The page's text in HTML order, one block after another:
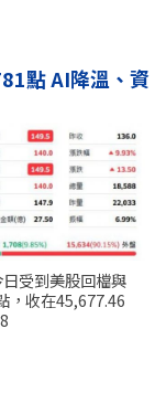
點 AI降溫、資
受到美股回檔與
，收在45,677.46